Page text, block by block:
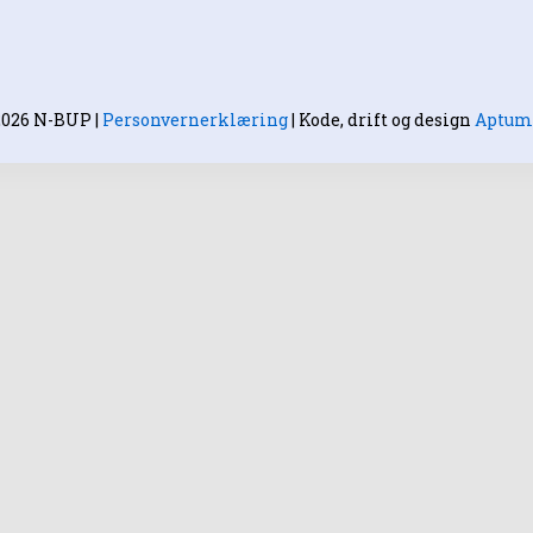
N-BUP | Personvernerklæring| Kode, drift og design